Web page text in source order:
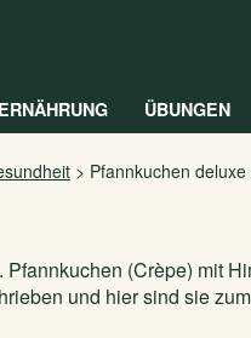
ERNÄHRUNG ÜBUNGEN
> Pfannkuchen deluxe
(Crèpe) mit
und hier sind sie